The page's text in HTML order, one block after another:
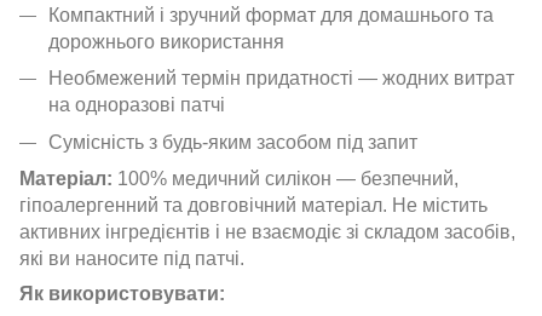
Компактний і зручний формат для домашнього та
дорожнього використання
Необмежений термін придатності — жодних витрат
на одноразові патчі
Сумісність з будь-яким засобом під запит
Матеріал: 100% медичний силікон — безпечний,
гіпоалергенний та довговічний матеріал. Не містить
активних інгредієнтів і не взаємодіє зі складом засобів,
які ви наносите під патчі.
Як використовувати: